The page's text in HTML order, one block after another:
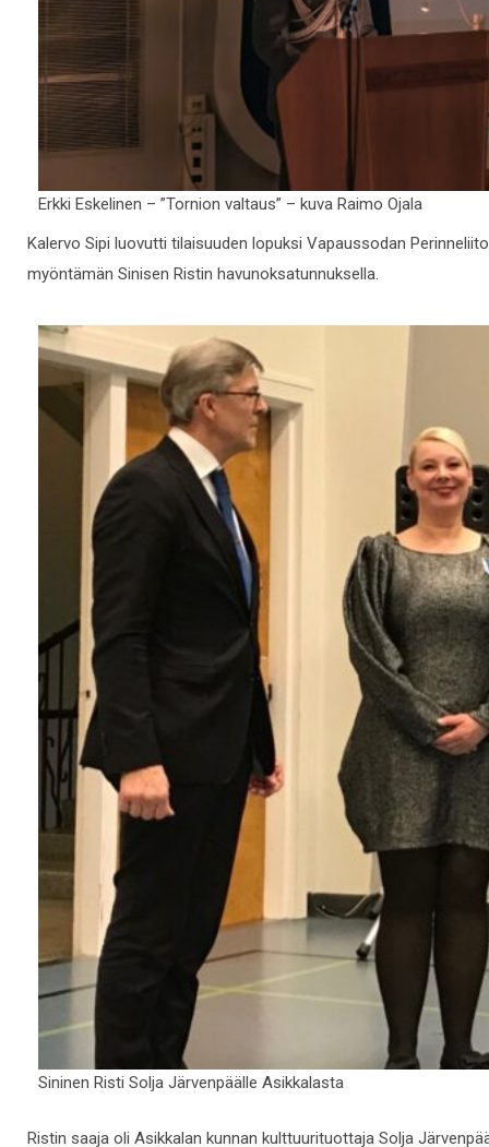
Erkki Eskelinen – ”Tornion valtaus” – kuva Raimo Ojala
Kalervo Sipi luovutti tilaisuuden lopuksi Vapaussodan
myöntämän Sinisen Ristin havunoksatunnuksella.
Sininen Risti Solja Järvenpäälle Asikkalasta
Ristin saaja oli Asikkalan kunnan kulttuurituottaja Solja